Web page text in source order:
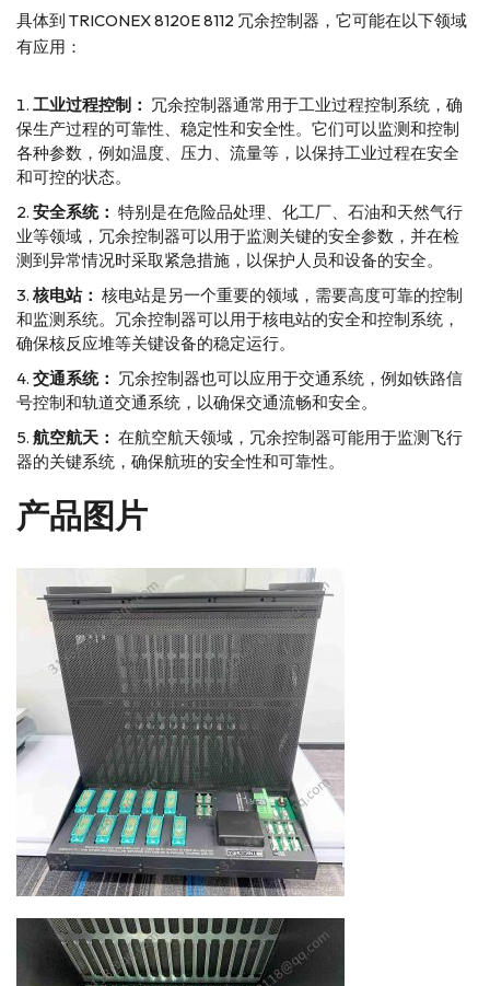
具体到 TRICONEX 8120E 8112 冗余控制器，它可能在以下领域
有应用：
工业过程控制： 冗余控制器通常用于工业过程控制系统，确
保生产过程的可靠性、稳定性和安全性。它们可以监测和控制
各种参数，例如温度、压力、流量等，以保持工业过程在安全
和可控的状态。
安全系统： 特别是在危险品处理、化工厂、石油和天然气行
业等领域，冗余控制器可以用于监测关键的安全参数，并在检
测到异常情况时采取紧急措施，以保护人员和设备的安全。
核电站： 核电站是另一个重要的领域，需要高度可靠的控制
和监测系统。冗余控制器可以用于核电站的安全和控制系统，
确保核反应堆等关键设备的稳定运行。
交通系统： 冗余控制器也可以应用于交通系统，例如铁路信
号控制和轨道交通系统，以确保交通流畅和安全。
航空航天： 在航空航天领域，冗余控制器可能用于监测飞行
器的关键系统，确保航班的安全性和可靠性。
产品图片